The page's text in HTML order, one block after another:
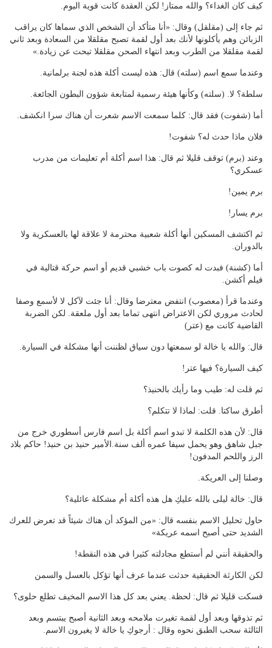
كيف كان الغداء؟ والله ممتاز! لكن العقدة كانت قوية اليوم.
ثم جاء إلى (مقلقل) وقال: «أنا متأكد أن الشخص الذي سماها كان يراقب
الزبائن وهم يأكلونها لأنك بعد أول لقمة تصبح مقلقلا من السعادة وبعد ثاني
لقمة مقلقلا من الطرب وبعد انتهاء الصحن مقلقلا تبحث عن زيادة.»
وعندما سمع اسم (سلته) قال: هذه ليست أكلة هذه لجنة برلمانية.
سلطة؟ لا. (سلته) وكأنها هيئة رسمية لمتابعة شؤون البطون الجائعة.
أما (شفوت) فقد قال: كلما سمعت الاسم شعرت أن هناك سرا انكشف.
فلان ماذا حدث له؟ شفوت!
وعند (برم) توقف قليلا ثم قال: هذا اسم أكلة أم تعليمات من مدرب
عسكري؟
برم يمين!
برم يسار!
ثم اكتشف المسكين أنها أكلة شعبية محترمة لا علاقة لها بالعسكرية ولا
بالدوران.
أما (كشنة) فبدت له كصوت باب خشبي قديم أو اسم حركة قتالية في
فيلم أكشن.
وعندما قرأ (معصوب) انتفض معترضا وقال: أنا جئت لآكل لا لأسمع وصفا
لحادث مروري لكن الاعتراض انتهى تماما بعد أول ملعقة. لكن الضربة
القاضية كانت مع (عتر)
قال: والله يا خالة لو سمعتها دون سياق لظننت أنها مشكلة في السيارة.
كيف السيارة؟ فيها عتر!
ثم قلت له: طيب وما رأيك بالحنيذ؟
أطرق ساكتا. قلت: لماذا لا تتكلم؟
قال: لأن هذه الكلمة لا تبدو اسم أكلة بل اسم فارس أسطوري خرج من
جبل شاهق وهو يحمل سيفا عمره ألف سنة.الأمير حنيذ بن حنيذ! حاكم بلاد
الرز واللحم المدفون!
وصلنا إلى العريكة.
قال: خالة ليلى بالله عليكِ هل هذه أكلة أم مشكلة عائلية؟
حاول تحليل الاسم بنفسه قال: «من المؤكد أن هناك شيئاً قد تعرض للعرك
الشديد حتى أصبح اسمه عريكة»
والحقيقة أنني لم أستطع مجادلته كثيرا في هذه النقطة!
لكن الكارثة الحقيقية حدثت عندما عرف أنها تؤكل بالعسل والسمن
فسكت قليلا ثم قال: لحظة. يعني بعد كل هذا الاسم المخيف تطلع حلوى؟
ثم تذوقها وبعد أول لقمة تغيرت ملامحه وبعد الثانية أصبح يبتسم وبعد
الثالثة سحب الطبق نحوه وقال : أرجوكِ يا خالة لا يغيرون الاسم.